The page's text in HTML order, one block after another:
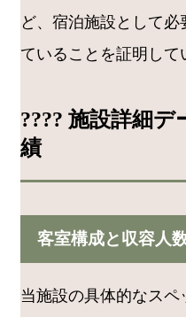
ど、宿泊施設として
ていることを証明して
????️ 施設詳細
績
客室構成と収容人
当施設の具体的なスペ